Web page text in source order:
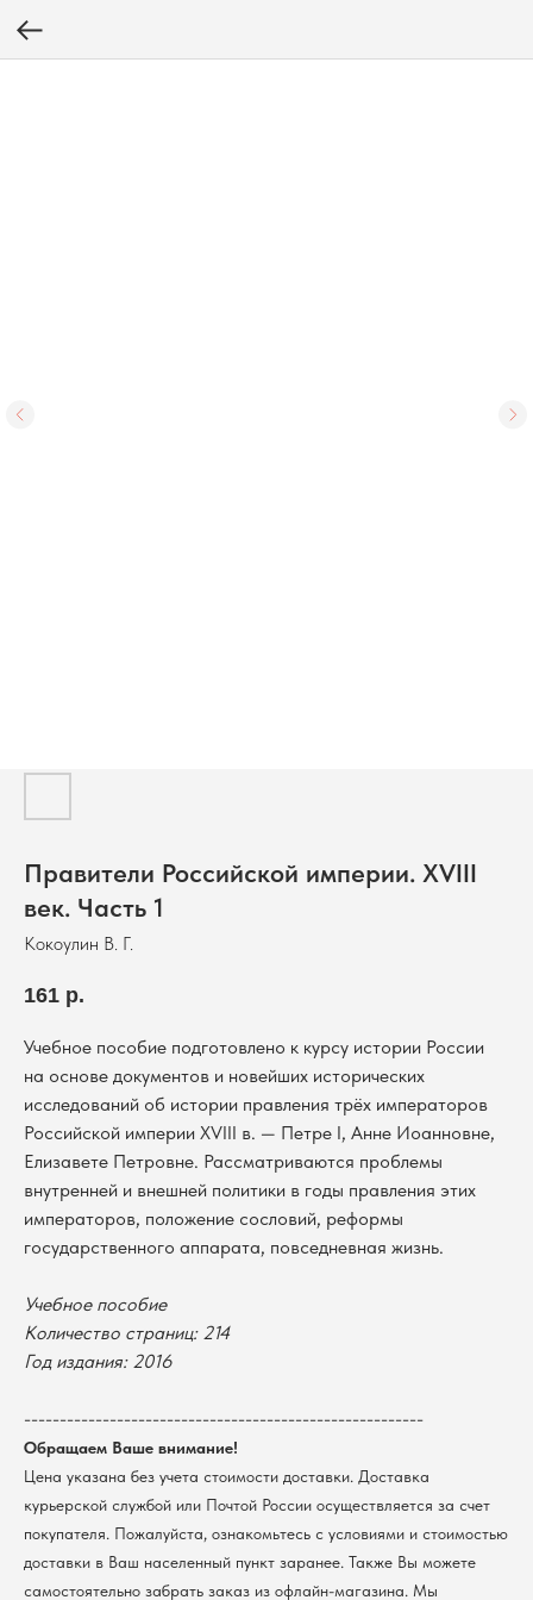
Правители Российской империи. XVIII
век. Часть 1
Кокоулин В. Г.
161 р.
Учебное пособие подготовлено к курсу истории России
на основе документов и новейших исторических
исследований об истории правления трёх императоров
Российской империи XVIII в. — Петре I, Анне Иоанновне,
Елизавете Петровне. Рассматриваются проблемы
внутренней и внешней политики в годы правления этих
императоров, положение сословий, реформы
государственного аппарата, повседневная жизнь.
Учебное пособие
Количество страниц: 214
Год издания: 2016
--------------------------------------------------------
Обращаем Ваше внимание!
Цена указана без учета стоимости доставки. Доставка
курьерской службой или Почтой России осуществляется за счет
покупателя. Пожалуйста, ознакомьтесь с условиями и стоимостью
доставки в Ваш населенный пункт заранее. Также Вы можете
самостоятельно забрать заказ из офлайн-магазина. Мы
Возврат
Контакты
Мерч НГУ
ИНН 5408106490
КПП 540801001